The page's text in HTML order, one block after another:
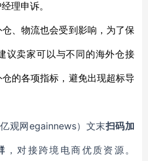
理申诉。
、物流也会受到影响，为了保
议卖家可以与不同的海外仓接
的各项指标，避免出现超标导
观网egainnews）文末扫码加
，对接跨境电商优质资源。